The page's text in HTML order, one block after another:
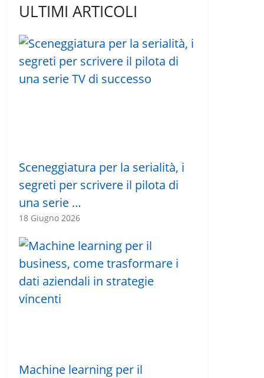
ULTIMI ARTICOLI
Sceneggiatura per la serialità, i
segreti per scrivere il pilota di
una serie …
18 Giugno 2026
Machine learning per il